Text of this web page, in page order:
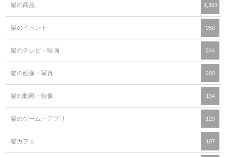
猫の商品 1,393
猫のイベント 950
猫のテレビ・映画 244
猫の画像・写真 200
猫の動画・映像 134
猫のゲーム・アプリ 129
猫カフェ 107